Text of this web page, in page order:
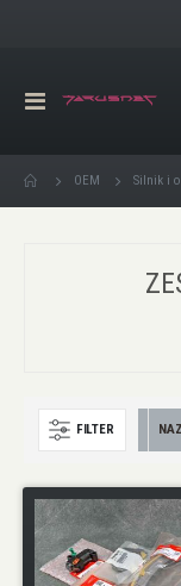
Przełącznik
OEM Silnik i
FILTER